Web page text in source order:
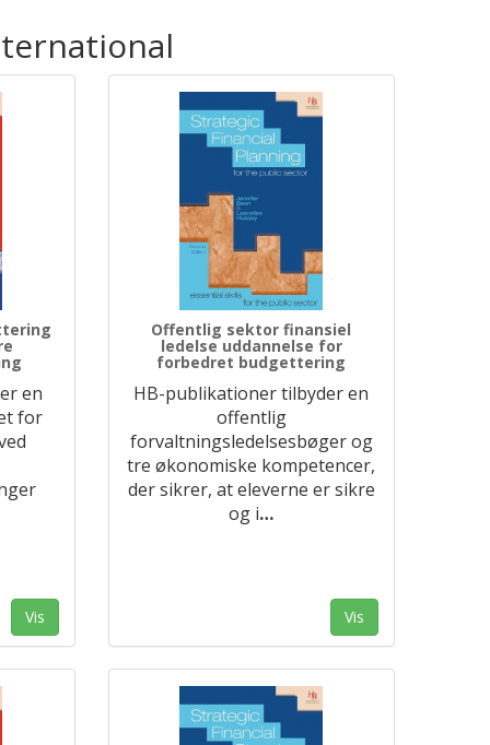
en
for
Vis
Offentlig sektor finansiel
ledelse uddannelse for
forbedret budgettering
HB-publikationer tilbyder en
offentlig
forvaltningsledelsesbøger og
tre økonomiske kompetencer,
der sikrer, at eleverne er sikre
og i…
Vis